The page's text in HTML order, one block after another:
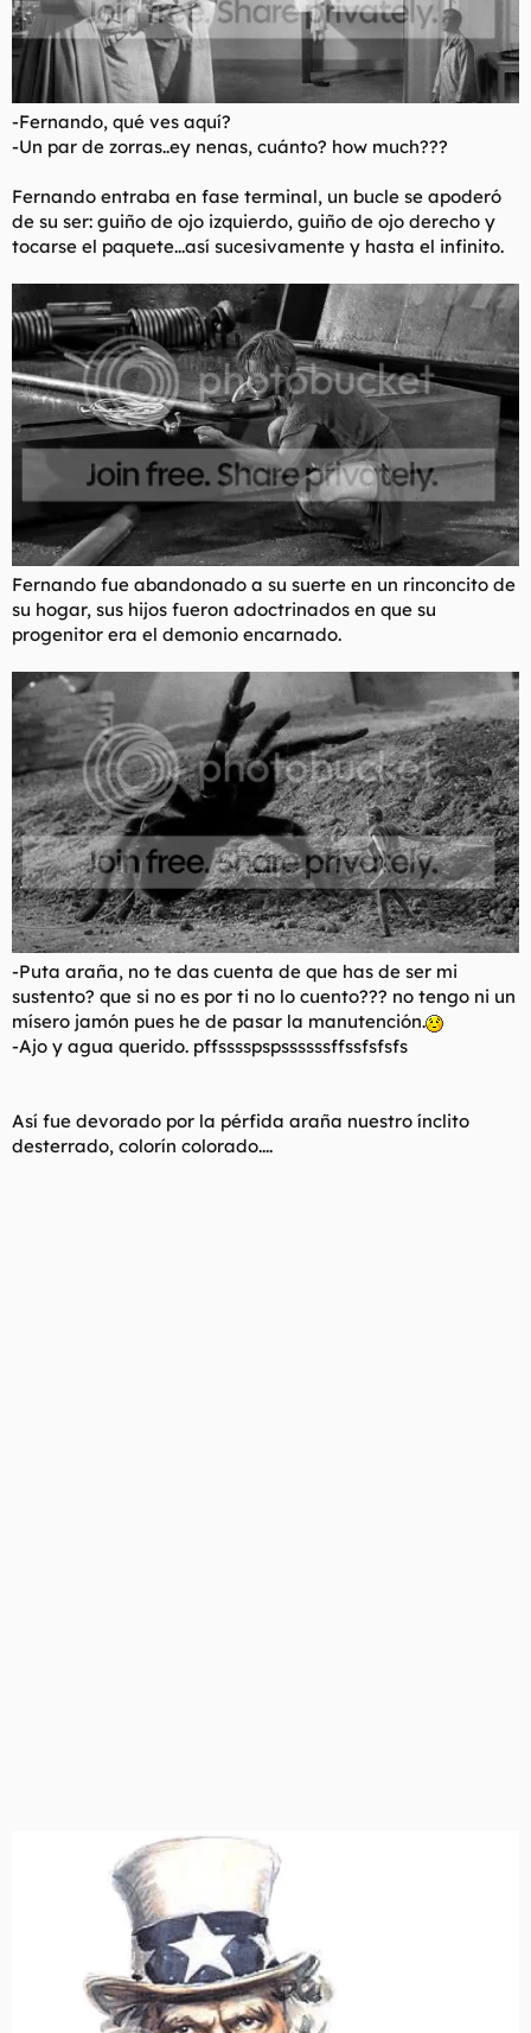
-Fernando, qué ves aquí?
-Un par de zorras..ey nenas, cuánto? how much???
Fernando entraba en fase terminal, un bucle se apoderó
de su ser: guiño de ojo izquierdo, guiño de ojo derecho y
tocarse el paquete...así sucesivamente y hasta el infinito.
Fernando fue abandonado a su suerte en un rinconcito de
su hogar, sus hijos fueron adoctrinados en que su
progenitor era el demonio encarnado.
-Puta araña, no te das cuenta de que has de ser mi
sustento? que si no es por ti no lo cuento??? no tengo ni un
mísero jamón pues he de pasar la manutención.
-Ajo y agua querido. pffsssspspssssssffssfsfsfs
Así fue devorado por la pérfida araña nuestro ínclito
desterrado, colorín colorado....